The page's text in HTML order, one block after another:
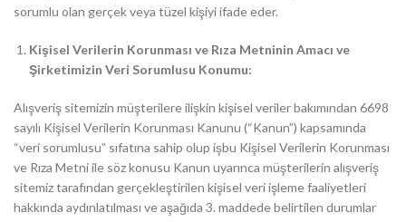
sorumlu olan gerçek veya tüzel kişiyi ifade eder.
Kişisel Verilerin Korunması ve Rıza Metninin Amacı ve
Şirketimizin Veri Sorumlusu Konumu:
Alışveriş sitemizin müşterilere ilişkin kişisel veriler bakımından 6698
sayılı Kişisel Verilerin Korunması Kanunu (“Kanun”) kapsamında
“veri sorumlusu” sıfatına sahip olup işbu Kişisel Verilerin Korunması
ve Rıza Metni ile söz konusu Kanun uyarınca müşterilerin alışveriş
sitemiz tarafından gerçekleştirilen kişisel veri işleme faaliyetleri
hakkında aydınlatılması ve aşağıda 3. maddede belirtilen durumlar